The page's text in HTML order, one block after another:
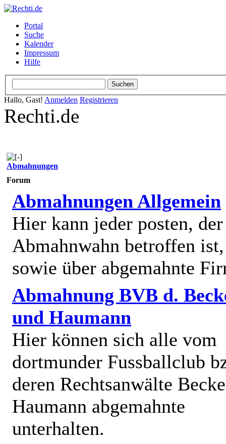
Portal
Suche
Kalender
Impressum
Hilfe
Hallo, Gast! Anmelden Registrieren
Rechti.de
Abmahnungen
Forum
Abmahnungen Allgemein
Hier kann jeder posten,
Abmahnwahn betroffen ist,
sowie über abgemahnte
Abmahnung BVB d.
und Haumann
Hier können sich alle vom
dortmunder Fussballclub
deren Rechtsanwälte
Haumann abgemahnte
unterhalten.